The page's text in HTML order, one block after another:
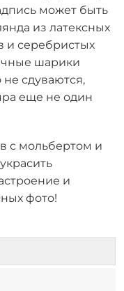
может быть
из латексных
и серебристых
шарики
не сдуваются,
еще не один
с мольбертом и
и
фото!